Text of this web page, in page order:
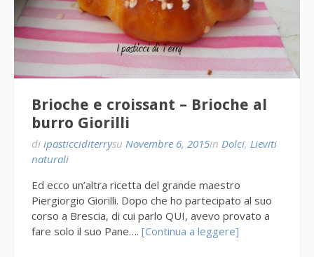
Brioche e croissant – Brioche al
burro Giorilli
di ipasticciditerrysu Novembre 6, 2015in Dolci, Lieviti
naturali
Ed ecco un’altra ricetta del grande maestro
Piergiorgio Giorilli. Dopo che ho partecipato al suo
corso a Brescia, di cui parlo QUI, avevo provato a
fare solo il suo Pane…. [Continua a leggere]